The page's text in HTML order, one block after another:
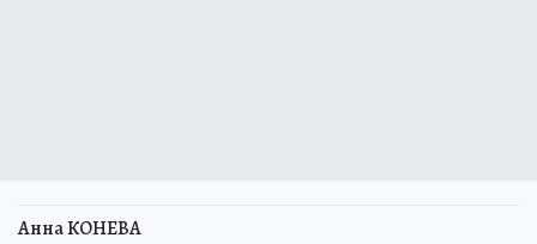
Анна КОНЕВА